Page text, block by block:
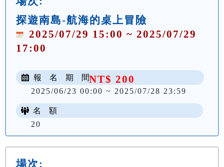
探遊南島-航海的桌上冒險
2025/07/29 15:00 ~ 2025/07/29
17:00
NT$ 200
報 名 期 間
2025/06/23 00:00 ~ 2025/07/28 23:59
名 額
20
場次: